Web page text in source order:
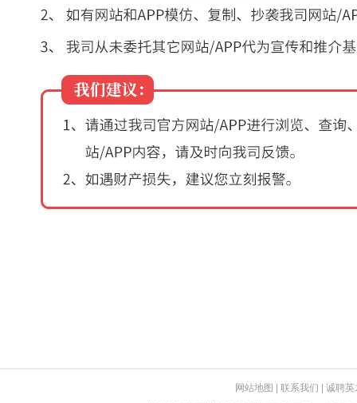
网站地图 联系我们
诚聘英